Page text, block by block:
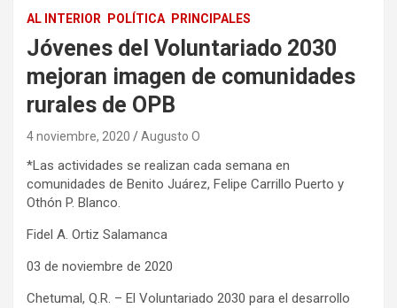
AL INTERIOR POLÍTICA PRINCIPALES
Jóvenes del Voluntariado 2030
mejoran imagen de comunidades
rurales de OPB
4 noviembre, 2020 Augusto O
*Las actividades se realizan cada semana en
comunidades de Benito Juárez, Felipe Carrillo Puerto y
Othón P. Blanco.
Fidel A. Ortiz Salamanca
03 de noviembre de 2020
Chetumal, Q.R. – El Voluntariado 2030 para el desarrollo